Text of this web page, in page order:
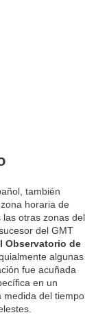
también
horaria de
otras zonas del
del GMT
Observatorio de
algunas
fue acuñada
en un
medida del tiempo